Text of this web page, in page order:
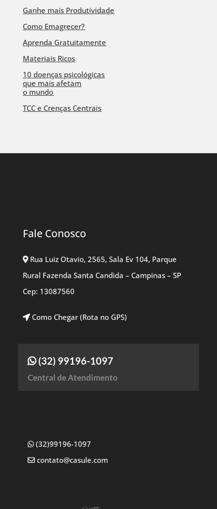
Ganhe mais Produtividade
Como Emagrecer?
Aprenda Gratuitamente
Materiais Ricos
10 doenças psicológicas
que mais afetam
o mundo
TCC e Crenças Centrais
Fale Conosco
Rua Luiz Otavio, 2565, Sala Ev 104, Parque
Rural Fazenda Santa Candida – Campinas – SP
Cep: 13087560
Como Chegar (Rota no GPS)
(32) 99196-1097
Central de Atendimento
(32)99196-1097
contato@casule.com